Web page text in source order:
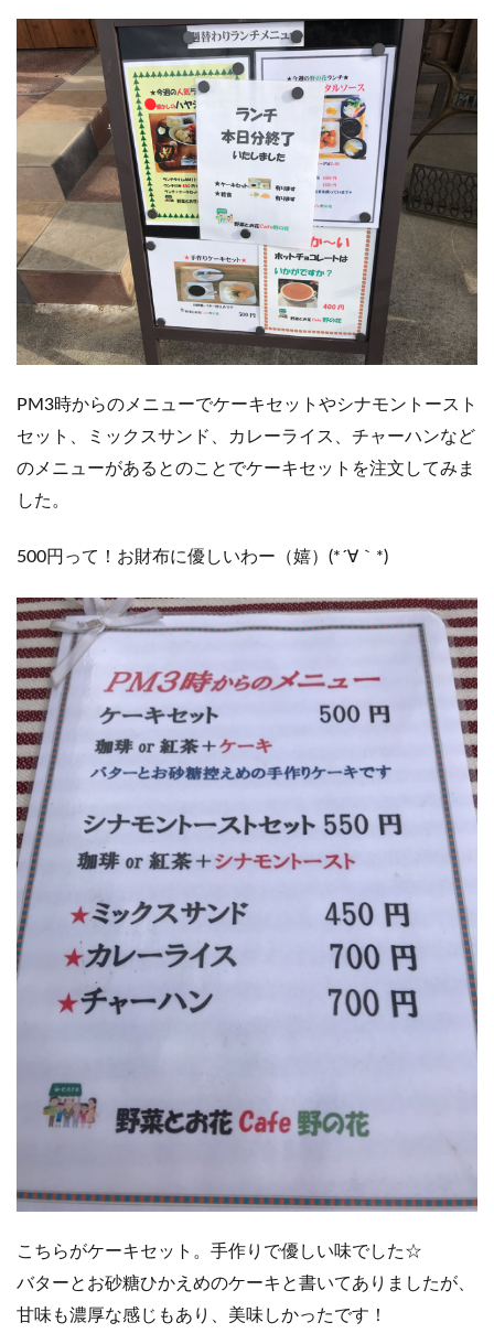
PM3時からのメニューでケーキセットやシナモントースト
セット、ミックスサンド、カレーライス、チャーハンなど
のメニューがあるとのことでケーキセットを注文してみま
した。
500円って！お財布に優しいわー（嬉）(*´∀｀*)
こちらがケーキセット。手作りで優しい味でした☆
バターとお砂糖ひかえめのケーキと書いてありましたが、
甘味も濃厚な感じもあり、美味しかったです！